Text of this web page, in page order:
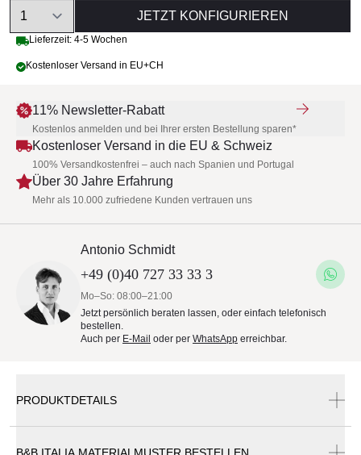
Quantity
JETZT KONFIGURIEREN
Lieferzeit: 4-5 Wochen
Kostenloser Versand in EU+CH
11% Newsletter-Rabatt
Kostenlos anmelden und bei Ihrer ersten Bestellung sparen*
Kostenloser Versand in die EU & Schweiz
100% Versandkostenfrei – auch nach Spanien und Portugal
Über 30 Jahre Erfahrung
Mehr als 10.000 zufriedene Kunden vertrauen uns
Antonio Schmidt
+49 (0)40 727 33 33 3
Mo–So: 08:00–21:00
Jetzt persönlich beraten lassen, oder einfach telefonisch
bestellen.
Auch per E-Mail oder per WhatsApp erreichbar.
PRODUKTDETAILS
B&B ITALIA MATERIALMUSTER BESTELLEN